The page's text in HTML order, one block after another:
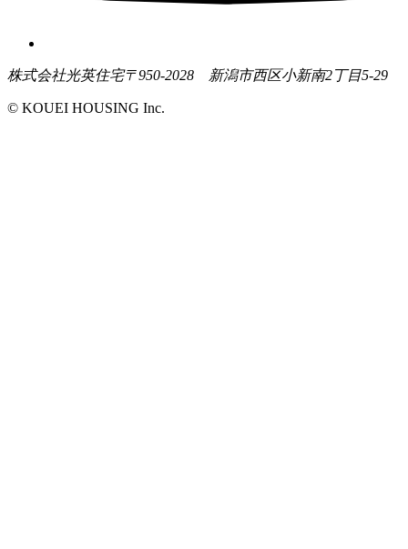
株式会社光英住宅〒950-2028 新潟市西区小新南2丁目5-29
© KOUEI HOUSING Inc.